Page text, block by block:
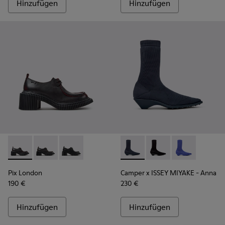
Hinzufügen Hinzufügen
Pix London - K201961-003 - Schwarze Lederschuhe für
Pix London - K201961-002 - Schwarze Lederschuhe
Pix London - K201961-001
Pix London
190 €
Hinzufügen
Camper x ISSEY MIYAKE -
Camper x ISSEY
Camper x
Camper x ISSEY MIYAKE - Anna
230 €
Hinzufügen